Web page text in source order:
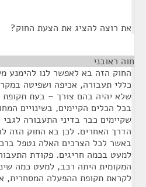
את רוצה להציג את הצעת החוק?
חוה ראובני
החוק הזה בא לאפשר לנו להימנע
כללי תעבורה, אכיפה ושפיטה
שלא יהיה בהם צורך – בעת
בכל הכלים הקיימים, בשינויים
שקיימים כבר בדיני התעבורה
הדרך האחרים. לכן בא החוק הזה
באשר לכל הצרכים האלה נטפל
למעט בכמה חריגים. פקודת
המקומית היתה רכב, למעט כמה
לקראת תקופת ההפעלה המסחרית,